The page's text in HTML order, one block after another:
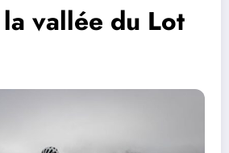
vallée du Lot